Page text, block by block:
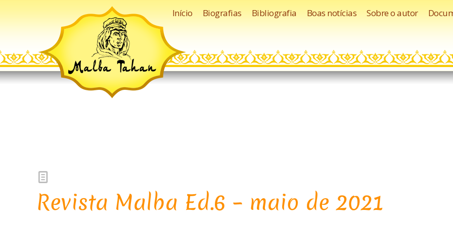
Início Biografias Bibliografia Boas notícias Sobre o autor
Revista Malba Ed.6 – maio de 2021